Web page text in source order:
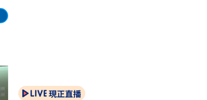
現正直播